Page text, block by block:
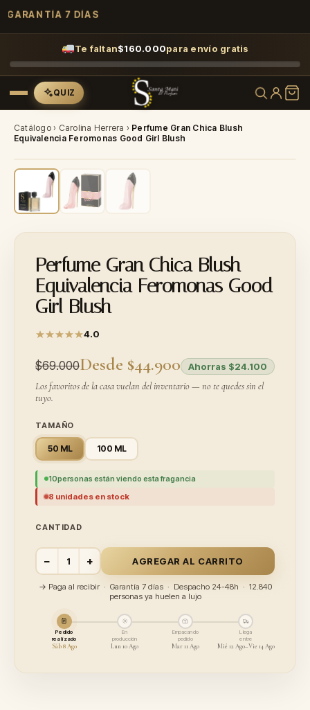
GARANTÍA 7 DÍAS
Te faltan$160.000para envío gratis
QUIZ
Catálogo› Carolina Herrera › Perfume Gran Chica Blush
Equivalencia Feromonas Good Girl Blush
-35%
Perfume Gran Chica Blush
Equivalencia Feromonas Good
Girl Blush
4.0
$69.000Desde $44.900 Ahorras $24.100
Los favoritos de la casa vuelan del inventario — no te quedes sin el
tuyo.
TAMAÑO
50 ML 100 ML
10personas están viendo esta fragancia
8 unidades en stock
CANTIDAD
− + AGREGAR AL CARRITO
→ Paga al recibir · Garantía 7 días · Despacho 24-48h · 12.840
personas ya huelen a lujo
Pedido
realizado
Sáb 8 Ago
En
producción
Lun 10 Ago
Empacando
pedido
Mar 11 Ago
Llega
entre
Mié 12 Ago–Vie 14 Ago